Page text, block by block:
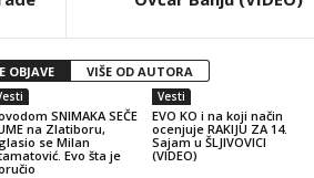
OBJAVE VIŠE OD AUTORA
SNIMAKA SEČE
na Zlatiboru,
se Milan
Evo šta je
Vesti
EVO KO i na koji način
ocenjuje RAKIJU ZA 14.
Sajam u ŠLJIVOVICI
(VIDEO)